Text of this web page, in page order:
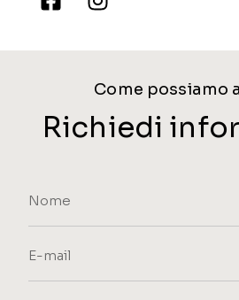
Come possiamo
Richiedi